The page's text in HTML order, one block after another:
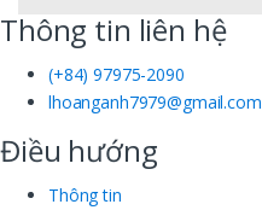
Thông tin liên hệ
(+84) 97975-2090
lhoanganh7979@gmail.com
Điều hướng
Thông tin